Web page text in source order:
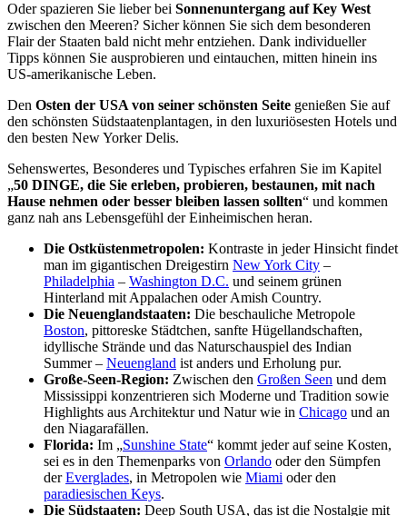
Oder spazieren Sie lieber bei Sonnenuntergang auf Key West
zwischen den Meeren? Sicher können Sie sich dem besonderen
Flair der Staaten bald nicht mehr entziehen. Dank individueller
Tipps können Sie ausprobieren und eintauchen, mitten hinein ins
US-amerikanische Leben.
Den Osten der USA von seiner schönsten Seite genießen Sie auf
den schönsten Südstaatenplantagen, in den luxuriösesten Hotels und
den besten New Yorker Delis.
Sehenswertes, Besonderes und Typisches erfahren Sie im Kapitel
„50 DINGE, die Sie erleben, probieren, bestaunen, mit nach
Hause nehmen oder besser bleiben lassen sollten“ und kommen
ganz nah ans Lebensgefühl der Einheimischen heran.
Die Ostküstenmetropolen: Kontraste in jeder Hinsicht findet
man im gigantischen Dreigestirn New York City –
Philadelphia – Washington D.C. und seinem grünen
Hinterland mit Appalachen oder Amish Country.
Die Neuenglandstaaten: Die beschauliche Metropole
Boston, pittoreske Städtchen, sanfte Hügellandschaften,
idyllische Strände und das Naturschauspiel des Indian
Summer – Neuengland ist anders und Erholung pur.
Große-Seen-Region: Zwischen den Großen Seen und dem
Mississippi konzentrieren sich Moderne und Tradition sowie
Highlights aus Architektur und Natur wie in Chicago und an
den Niagarafällen.
Florida: Im „Sunshine State“ kommt jeder auf seine Kosten,
sei es in den Themenparks von Orlando oder den Sümpfen
derEverglades, in Metropolen wie Miami oder den
paradiesischen Keys.
Die Südstaaten: Deep South USA, das ist die Nostalgie mit